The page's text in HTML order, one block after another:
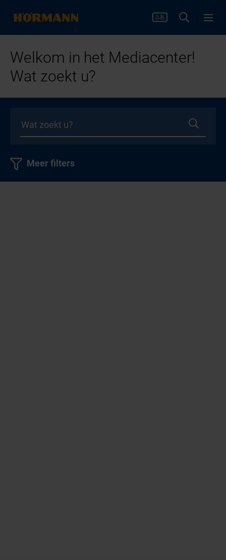
Welkom in het Mediacenter!
Wat zoekt u?
Meer filters